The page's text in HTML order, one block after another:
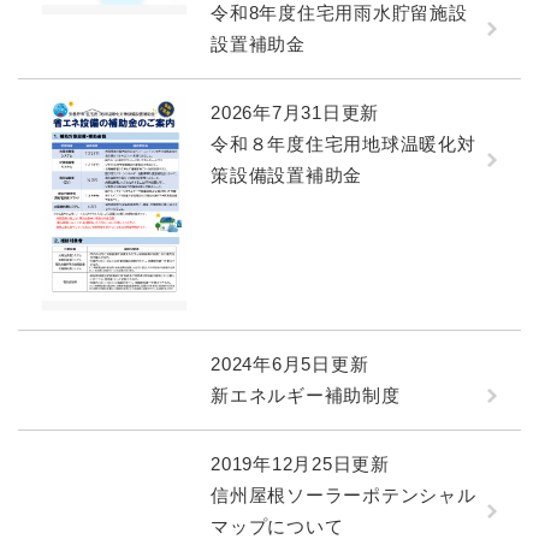
令和8年度住宅用雨水貯留施設
設置補助金
2026年7月31日更新
令和８年度住宅用地球温暖化対
策設備設置補助金
2024年6月5日更新
新エネルギー補助制度
2019年12月25日更新
信州屋根ソーラーポテンシャル
マップについて